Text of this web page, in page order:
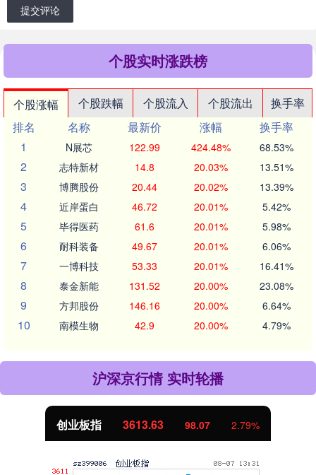
提交评论
个股实时涨跌榜
个股涨幅 个股跌幅 个股流入 个股流出
换手率
排名
名称 最新价 涨幅
换手率
1
N展芯 122.99 424.48% 68.53%
2 志特新材 14.8 20.03% 13.51%
3 博腾股份 20.44 20.02% 13.39%
4 近岸蛋白 46.72 20.01% 5.42%
5 毕得医药 61.6 20.01% 5.98%
6 耐科装备 49.67 20.01% 6.06%
7 一博科技 53.33 20.01% 16.41%
8 泰金新能 131.52 20.00% 23.08%
9 方邦股份 146.16 20.00% 6.64%
10 南模生物 42.9 20.00% 4.79%
沪深京行情 实时轮播
创业板指 3613.63 98.07 2.79%